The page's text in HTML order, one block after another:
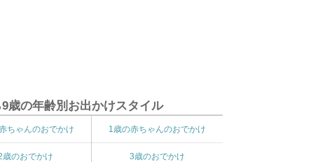
歳の年齢別お出かけスタイル
ちゃんのおでかけ 1歳の赤ちゃんのおでかけ
歳のおでかけ 3歳のおでかけ